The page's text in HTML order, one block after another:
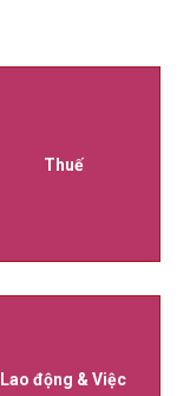
Thuế
Lao động & Việc